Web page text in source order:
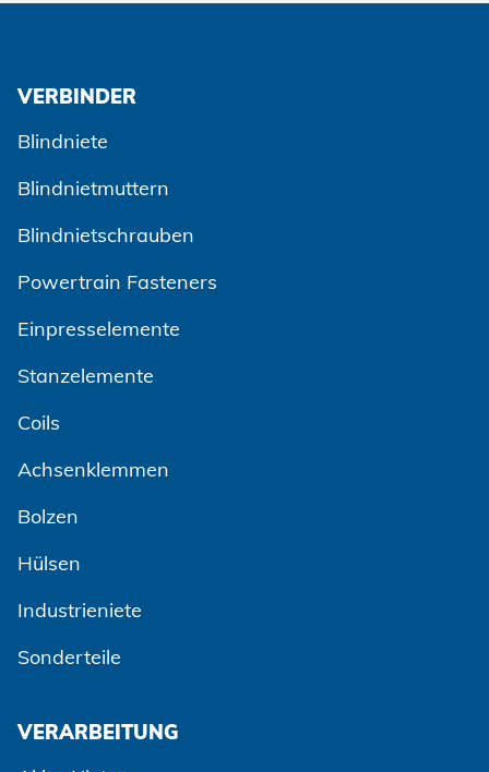
VERBINDER
Blindniete
Blindnietmuttern
Blindnietschrauben
Powertrain Fasteners
Einpresselemente
Stanzelemente
Coils
Achsenklemmen
Bolzen
Hülsen
Industrieniete
Sonderteile
VERARBEITUNG